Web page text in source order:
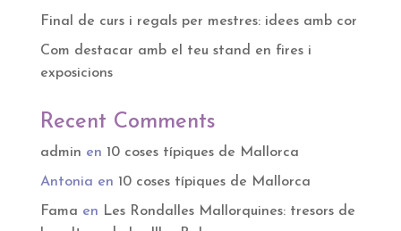
Final de curs i regals per mestres: idees amb cor
Com destacar amb el teu stand en fires i
exposicions
Recent Comments
admin en 10 coses típiques de Mallorca
Antonia en 10 coses típiques de Mallorca
Fama en Les Rondalles Mallorquines: tresors de